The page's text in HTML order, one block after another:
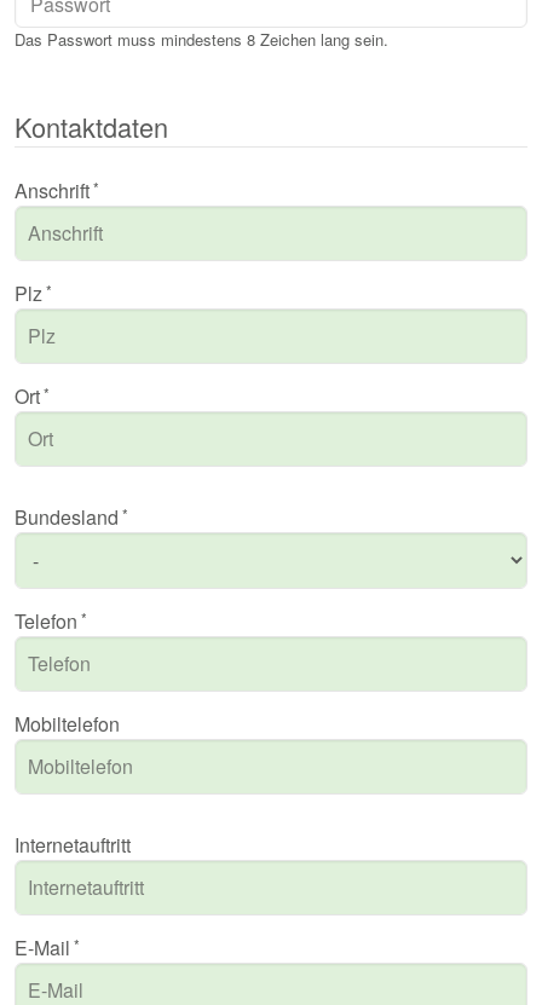
Das Passwort muss mindestens 8 Zeichen lang sein.
Kontaktdaten
Anschrift
Plz
Ort
Bundesland
Telefon
Mobiltelefon
Internetauftritt
E-Mail